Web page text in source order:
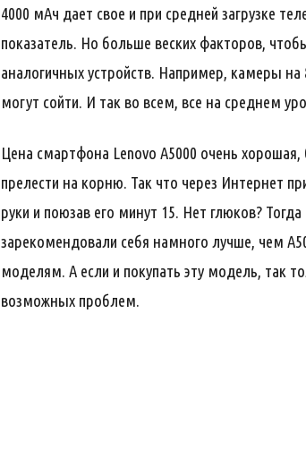
4000 мАч дает свое и при средней загрузке
показатель. Но больше веских факторов,
аналогичных устройств. Например, камеры
могут сойти. И так во всем, все на среднем
Цена смартфона Lenovo A5000 очень
прелести на корню. Так что через Интернет
руки и поюзав его минут 15. Нет глюков?
зарекомендовали себя намного лучше, чем
моделям. А если и покупать эту модель, так
возможных проблем.